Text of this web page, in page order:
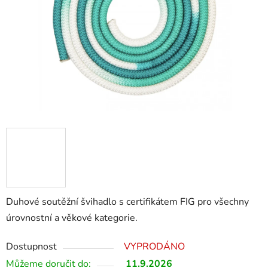
Duhové soutěžní švihadlo s certifikátem FIG pro všechny
úrovnostní a věkové kategorie.
Dostupnost
VYPRODÁNO
Můžeme doručit do:
11.9.2026